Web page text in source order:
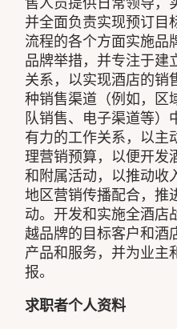
并全面负责实现预订目
流程的各个方面实施品
品牌举措，并专注于建
关系，以实现酒店的销
种销售渠道（例如，区
队销售、电子渠道等）
有力的工作关系，以主
理营销预算，以便开发
和附属活动，以推动收
地区营销传播配合，推
动。开发和实施全酒店
越品牌的目标客户和酒
产品和服务，并为业主
报。
求职者个人资料